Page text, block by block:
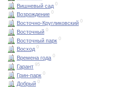
Вишневый сад 0
Возрождение 0
Восточно-Кругликовский 0
Восточный 0
Восточный парк 0
Восход 0
Времена года 0
Гарант 95
Грин-парк 0
Добрый 0